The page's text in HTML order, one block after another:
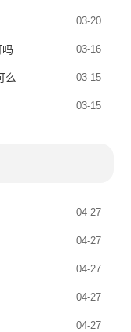
03-20
吗 03-16
么 03-15
03-15
04-27
04-27
04-27
04-27
04-27